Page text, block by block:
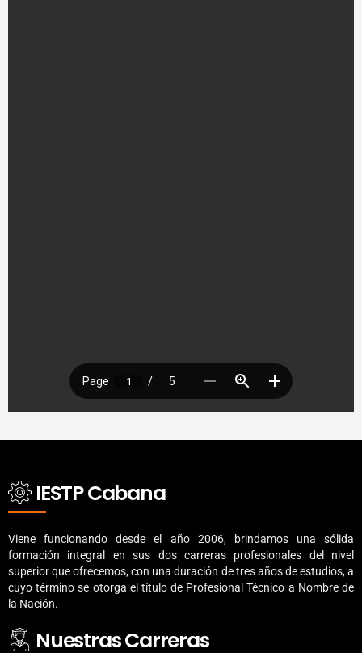
IESTP Cabana
Viene funcionando desde el año 2006, brindamos una sólida
formación integral en sus dos carreras profesionales del nivel
superior que ofrecemos, con una duración de tres años de estudios, a
cuyo término se otorga el título de Profesional Técnico a Nombre de
la Nación.
Nuestras Carreras